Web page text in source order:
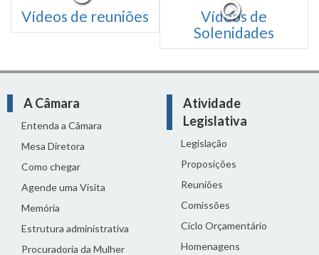
Vídeos de reuniões
Vídeos de
Solenidades
A Câmara
Entenda a Câmara
Mesa Diretora
Como chegar
Agende uma Visita
Memória
Estrutura administrativa
Procuradoria da Mulher
Atividade
Legislativa
Legislação
Proposições
Reuniões
Comissões
Ciclo Orçamentário
Homenagens